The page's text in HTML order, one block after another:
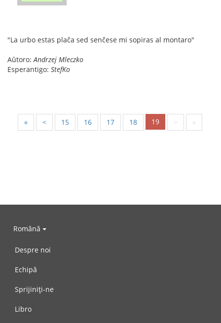
"La urbo estas plaĉa sed senĉese mi sopiras al montaro"
Aŭtoro:Andrzej Mleczko
Esperantigo: StefKo
« < 15 16 17 18 19 > »
Română
Despre noi
Echipă
Sprijiniți-ne
Libro